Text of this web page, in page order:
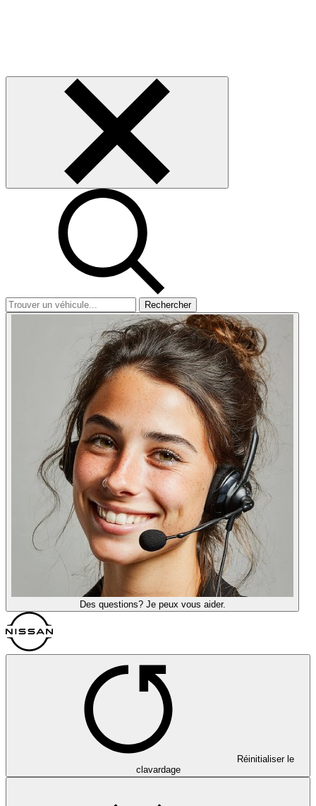
Rechercher
Des questions? Je peux vous aider.
Réinitialiser le
clavardage